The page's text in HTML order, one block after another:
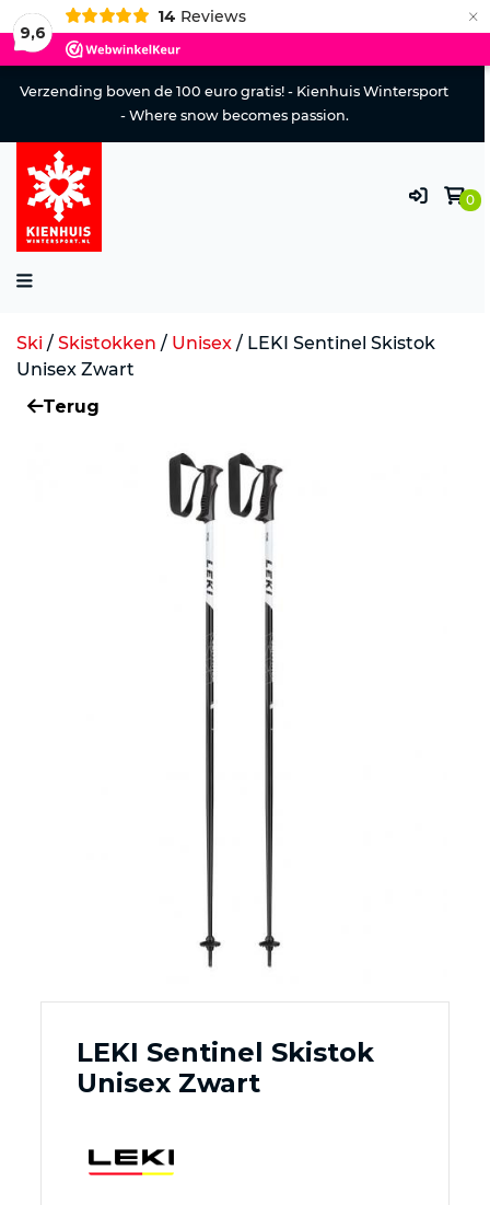
9,6
14 Reviews ×
Verzending boven de 100 euro gratis! - Kienhuis Wintersport
- Where snow becomes passion.
0
Ski / Skistokken / Unisex / LEKI Sentinel Skistok
Unisex Zwart
Terug
LEKI Sentinel Skistok
Unisex Zwart